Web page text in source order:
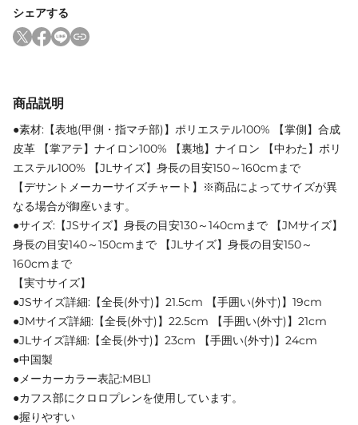
シェアする
商品説明
●素材:【表地(甲側・指マチ部)】ポリエステル100% 【掌側】合成
皮革 【掌アテ】ナイロン100% 【裏地】ナイロン 【中わた】ポリ
エステル100% 【JLサイズ】身長の目安150～160cmまで
【デサントメーカーサイズチャート】※商品によってサイズが異
なる場合が御座います。
●サイズ:【JSサイズ】身長の目安130～140cmまで 【JMサイズ】
身長の目安140～150cmまで 【JLサイズ】身長の目安150～
160cmまで
【実寸サイズ】
●JSサイズ詳細:【全長(外寸)】21.5cm 【手囲い(外寸)】19cm
●JMサイズ詳細:【全長(外寸)】22.5cm 【手囲い(外寸)】21cm
●JLサイズ詳細:【全長(外寸)】23cm 【手囲い(外寸)】24cm
●中国製
●メーカーカラー表記:MBL1
●カフス部にクロロプレンを使用しています。
●握りやすい